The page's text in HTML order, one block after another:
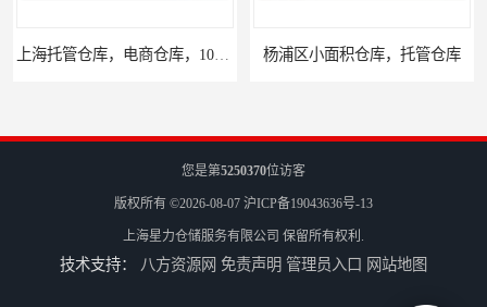
杨浦区小面积仓库，托管仓库
您是第5250370位访客
版权所有 ©2026-08-07 沪ICP备19043636号-13
上海星力仓储服务有限公司 保留所有权利.
技术支持： 八方资源网 免责声明 管理员入口 网站地图